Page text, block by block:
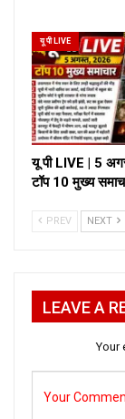
यू पी LIVE
यू पी LIVE | 5
टॉप 10 मुख्य
PREV NEXT
LEAVE A
Your